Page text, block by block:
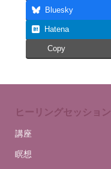
Bluesky
Hatena
Copy
ヒーリングセッション
講座
瞑想